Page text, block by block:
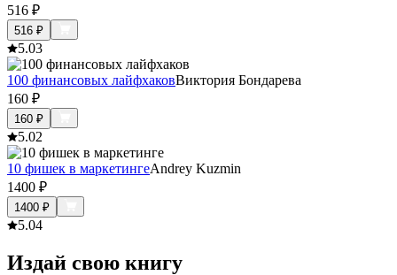
516 ₽
516 ₽
5.03
100 финансовых лайфхаковВиктория Бондарева
160 ₽
160 ₽
5.02
10 фишек в маркетингеAndrey Kuzmin
1400 ₽
1400 ₽
5.04
Издай свою книгу